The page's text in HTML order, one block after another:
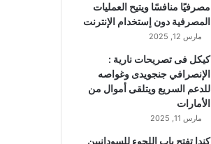
مصرفيًا منافسًا ويتيح العمليات
المصرفية دون إستخدام الإنترنت
مارس 12, 2025
كيكل فى تصريحات نارية :
الإنصرافي جنجويدى وغواصه
للدعم السريع ويتلقى أموال من
الأمارات
مارس 11, 2025
كندا تفتح باب اللجوء للسودانيين